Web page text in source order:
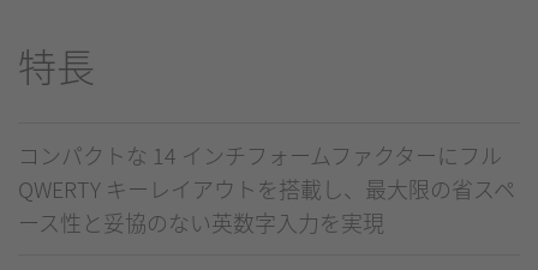
特長
コンパクトな 14 インチフォームファクターにフル
QWERTY キーレイアウトを搭載し、最大限の省スペ
ース性と妥協のない英数字入力を実現